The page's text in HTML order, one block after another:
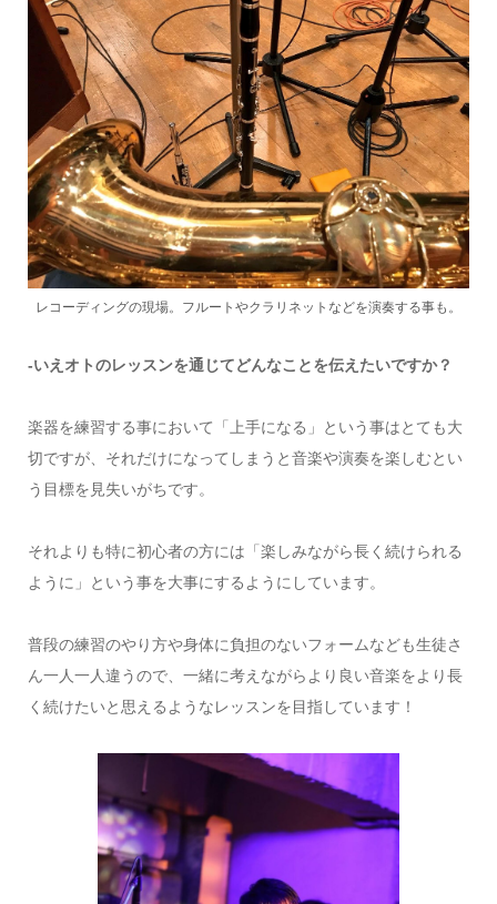
レコーディングの現場。フルートやクラリネットなどを演奏する事も。
-いえオトのレッスンを通じてどんなことを伝えたいですか？
楽器を練習する事において「上手になる」という事はとても大
切ですが、それだけになってしまうと音楽や演奏を楽しむとい
う目標を見失いがちです。
それよりも特に初心者の方には「楽しみながら長く続けられる
ように」という事を大事にするようにしています。
普段の練習のやり方や身体に負担のないフォームなども生徒さ
ん一人一人違うので、一緒に考えながらより良い音楽をより長
く続けたいと思えるようなレッスンを目指しています！